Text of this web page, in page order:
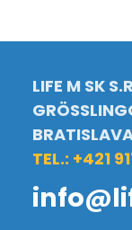
LIFE M SK
TEL.: +421